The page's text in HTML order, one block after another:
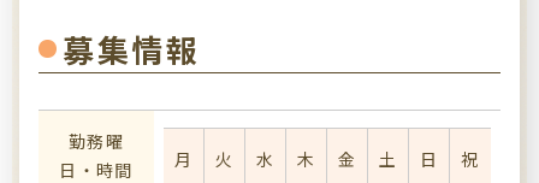
募集情報
勤務曜
日・時間
月 火 水 木 金 土 日 祝